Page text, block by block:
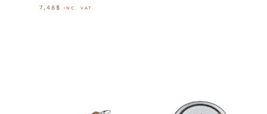
7,48$ INC. VAT.